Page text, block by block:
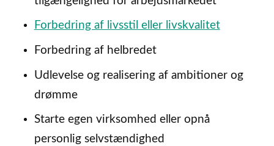
Forbedring af livsstil eller livskvalitet
Forbedring af helbredet
Udlevelse og realisering af ambitioner og
drømme
Starte egen virksomhed eller opnå
personlig selvstændighed